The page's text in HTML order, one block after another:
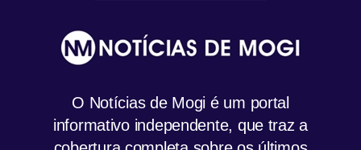
O Notícias de Mogi é um portal
informativo independente, que traz a